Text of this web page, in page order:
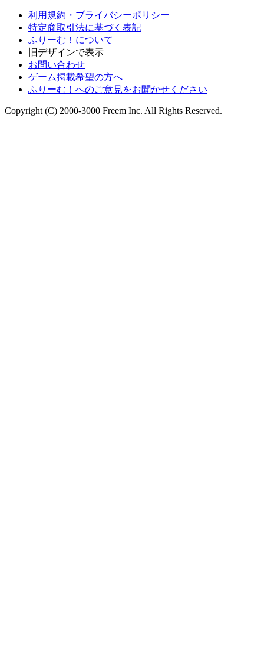
利用規約・プライバシーポリシー
特定商取引法に基づく表記
ふりーむ！について
旧デザインで表示
お問い合わせ
ゲーム掲載希望の方へ
ふりーむ！へのご意見をお聞かせください
Copyright (C) 2000-3000 Freem Inc. All Rights Reserved.